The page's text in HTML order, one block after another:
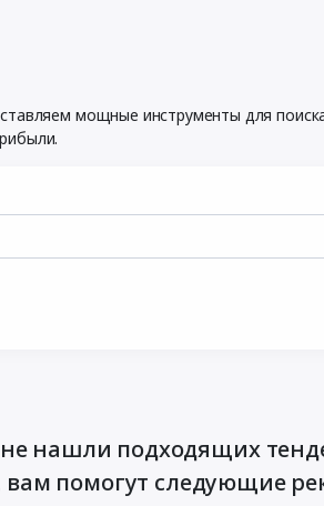
мощные инструменты для
нашли подходящих
вам помогут следующие